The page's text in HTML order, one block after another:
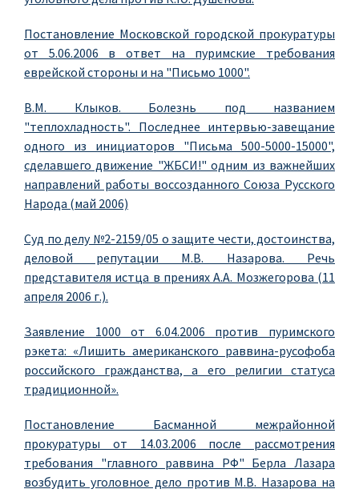
Постановление Московской городской прокуратуры
от 5.06.2006 в ответ на пуримские требования
еврейской стороны и на "Письмо 1000".
В.М. Клыков. Болезнь под названием
"теплохладность". Последнее интервью-завещание
одного из инициаторов "Письма 500-5000-15000",
сделавшего движение "ЖБСИ!" одним из важнейших
направлений работы воссозданного Союза Русского
Народа (май 2006)
Суд по делу №2-2159/05 о защите чести, достоинства,
деловой репутации М.В. Назарова. Речь
представителя истца в прениях А.А. Мозжегорова (11
апреля 2006 г.).
Заявление 1000 от 6.04.2006 против пуримского
рэкета: «Лишить американского раввина-русофоба
российского гражданства, а его религии статуса
традиционной».
Постановление Басманной межрайонной
прокуратуры от 14.03.2006 после рассмотрения
требования "главного раввина РФ" Берла Лазара
возбудить уголовное дело против М.В. Назарова на